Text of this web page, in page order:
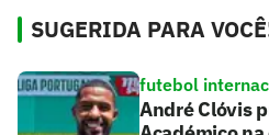
SUGERIDA PARA
futebol
André Clóvis